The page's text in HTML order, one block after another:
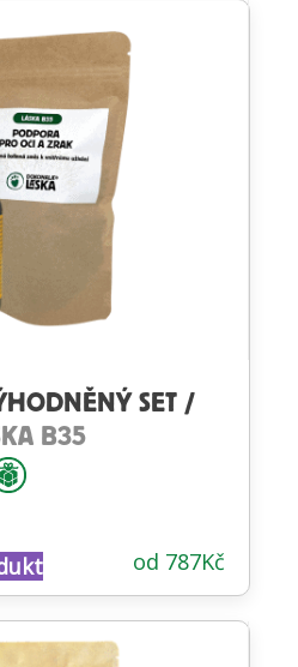
SET /
B35
od 787Kč